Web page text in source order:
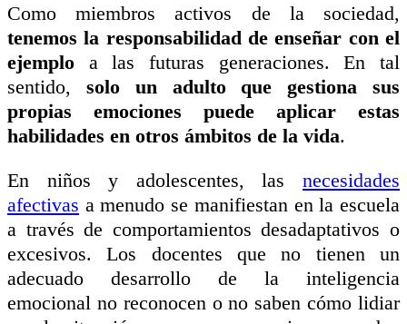
Como miembros activos de la sociedad,
tenemos la responsabilidad de enseñar con el
ejemplo a las futuras generaciones. En tal
sentido, solo un adulto que gestiona sus
propias emociones puede aplicar estas
habilidades en otros ámbitos de la vida.
En niños y adolescentes, las necesidades
afectivas a menudo se manifiestan en la escuela
a través de comportamientos desadaptativos o
excesivos. Los docentes que no tienen un
adecuado desarrollo de la inteligencia
emocional no reconocen o no saben cómo lidiar